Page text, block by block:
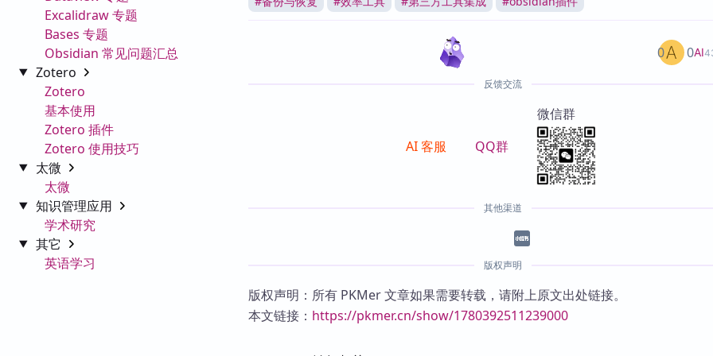
Excalidraw 专题
Bases 专题
Obsidian 常见问题汇总
Zotero
Zotero
基本使用
Zotero 插件
Zotero 使用技巧
太微
太微
知识管理应用
学术研究
其它
英语学习
AI
0 0
反馈交流
AI 客服 QQ群
微信群
其他渠道
版权声明
版权声明：所有 PKMer 文章如果需要转载，请附上原文出处链接。
本文链接： https://pkmer.cn/show/1780392511239000